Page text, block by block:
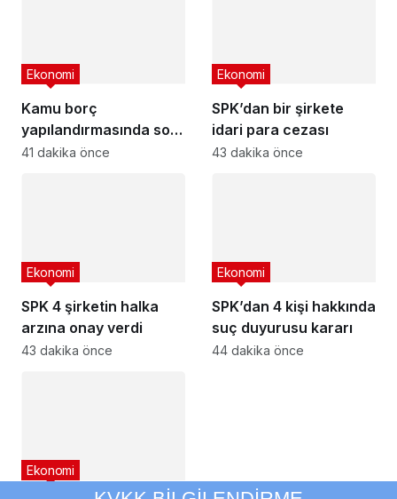
Kamu borç
yapılandırmasında son
başvuru tarihi
Ekonomi
41 dakika önce
SPK’dan bir şirkete
idari para cezası
Ekonomi
43 dakika önce
SPK 4 şirketin halka
arzına onay verdi
Ekonomi
43 dakika önce
SPK’dan 4 kişi hakkında
suç duyurusu kararı
Ekonomi
44 dakika önce
Ekonomi